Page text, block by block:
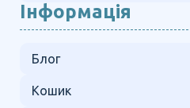
Інформація
Блог
Кошик